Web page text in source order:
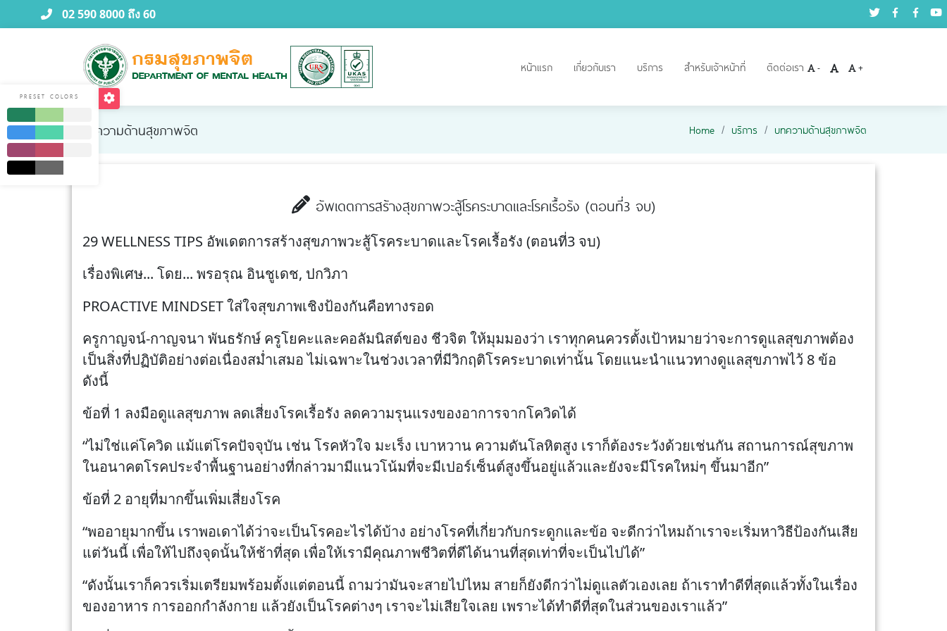
02 590 8000 ถึง 60
หน้าแรก เกี่ยวกับเรา บริการ สำหรับเจ้าหน้าที่ ติดต่อเรา - +
บทความด้านสุขภาพจิต Home บริการ บทความด้านสุขภาพจิต
อัพเดตการสร้างสุขภาพวะสู้โรคระบาดและโรคเรื้อรัง (ตอนที่3 จบ)
29 WELLNESS TIPS อัพเดตการสร้างสุขภาพวะสู้โรคระบาดและโรคเรื้อรัง (ตอนที่3 จบ)
เรื่องพิเศษ... โดย... พรอรุณ อินชูเดช, ปกวิภา
PROACTIVE MINDSET ใส่ใจสุขภาพเชิงป้องกันคือทางรอด
ครูกาญจน์-กาญจนา พันธรักษ์ ครูโยคะและคอลัมนิสต์ของ ชีวจิต ให้มุมมองว่า เราทุกคนควรตั้งเป้าหมายว่าจะการดูแลสุขภาพต้อง
เป็นสิ่งที่ปฏิบัติอย่างต่อเนื่องสม่ำเสมอ ไม่เฉพาะในช่วงเวลาที่มีวิกฤติโรคระบาดเท่านั้น โดยแนะนำแนวทางดูแลสุขภาพไว้ 8 ข้อ
ดังนี้
ข้อที่ 1 ลงมือดูแลสุขภาพ ลดเสี่ยงโรคเรื้อรัง ลดความรุนแรงของอาการจากโควิดได้
“ไม่ใช่แค่โควิด แม้แต่โรคปัจจุบัน เช่น โรคหัวใจ มะเร็ง เบาหวาน ความดันโลหิตสูง เราก็ต้องระวังด้วยเช่นกัน สถานการณ์สุขภาพ
ในอนาคตโรคประจำพื้นฐานอย่างที่กล่าวมามีแนวโน้มที่จะมีเปอร์เซ็นต์สูงขึ้นอยู่แล้วและยังจะมีโรคใหม่ๆ ขึ้นมาอีก”
ข้อที่ 2 อายุที่มากขึ้นเพิ่มเสี่ยงโรค
“พออายุมากขึ้น เราพอเดาได้ว่าจะเป็นโรคอะไรได้บ้าง อย่างโรคที่เกี่ยวกับกระดูกและข้อ จะดีกว่าไหมถ้าเราจะเริ่มหาวิธีป้องกันเสีย
แต่วันนี้ เพื่อให้ไปถึงจุดนั้นให้ช้าที่สุด เพื่อให้เรามีคุณภาพชีวิตที่ดีได้นานที่สุดเท่าที่จะเป็นไปได้”
“ดังนั้นเราก็ควรเริ่มเตรียมพร้อมตั้งแต่ตอนนี้ ถามว่ามันจะสายไปไหม สายก็ยังดีกว่าไม่ดูแลตัวเองเลย ถ้าเราทำดีที่สุดแล้วทั้งในเรื่อง
ของอาหาร การออกกำลังกาย แล้วยังเป็นโรคต่างๆ เราจะไม่เสียใจเลย เพราะได้ทำดีที่สุดในส่วนของเราแล้ว”
PRESET COLORS